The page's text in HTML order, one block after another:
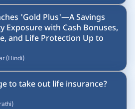
'Gold Plus'—A Savings
Exposure with Cash Bonuses,
and Life Protection Up to
(Hindi)
to take out life insurance?